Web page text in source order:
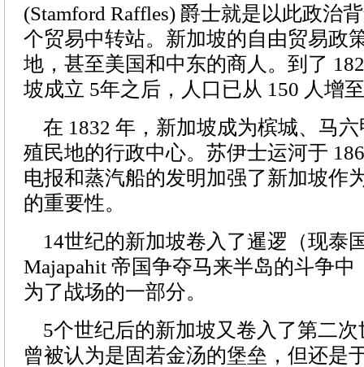
(Stamford Raffles) 爵士就是以此政治
个贸易中转站。新加坡的自由贸易政
地，甚至美国和中东的商人。到了
坡成立 5年之后，人口已从 150 人增
在 1832 年，新加坡成为槟城、马六
殖民地的行政中心。苏伊士运河于
电报和蒸汽船的发明加强了新加坡作
的重要性。
14世纪的新加坡卷入了暹逻（现泰
Majapahit 帝国争夺马来半岛的斗争
为了战场的一部分。
5个世纪后的新加坡又卷入了第二次
曾被认为是固若金汤的堡垒，但还是